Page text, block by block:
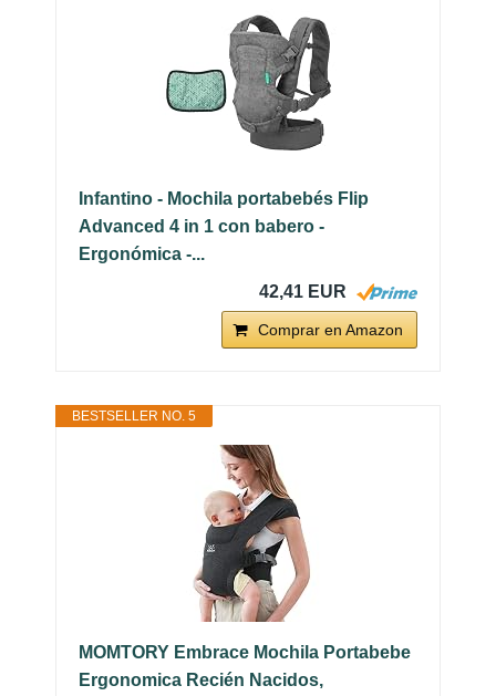
Infantino - Mochila portabebés Flip
Advanced 4 in 1 con babero -
Ergonómica -...
42,41 EUR
Comprar en Amazon
BESTSELLER NO. 5
MOMTORY Embrace Mochila Portabebe
Ergonomica Recién Nacidos,